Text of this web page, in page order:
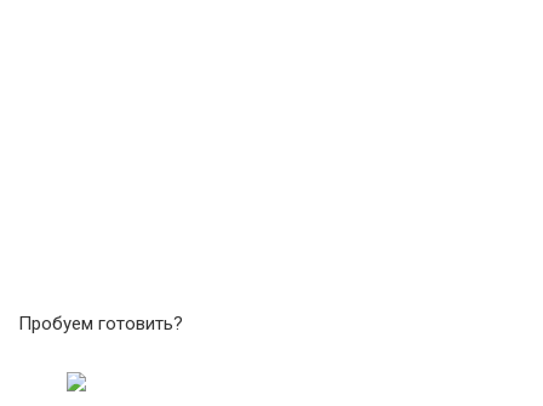
Пробуем готовить?